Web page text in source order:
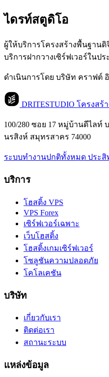
ไดรท์สตูดิโอ
ผู้ให้บริการโครงสร้างพื้นฐานดิ
บริการฝากวางเซิร์ฟเวอร์ในปร
ดำเนินการโดย บริษัท คราฟต์
DRITESTUDIO โครงสร้
100/280 ซอย 17 หมู่บ้านดีไลท์
นรสิงห์ สมุทรสาคร 74000
ระบบทำงานปกติทั้งหมด ประสิ
บริการ
โฮสติ้ง VPS
VPS Forex
เซิร์ฟเวอร์เฉพาะ
เว็บโฮสติ้ง
โฮสติ้งเกมเซิร์ฟเวอร์
โซลูชันความปลอดภัย
โคโลเคชัน
บริษัท
เกี่ยวกับเรา
ติดต่อเรา
สถานะระบบ
แหล่งข้อมูล